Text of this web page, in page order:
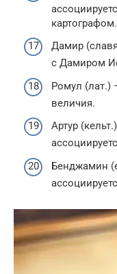
картографом.
Дамир
с Дамиром
Ромул (лат.)
величия.
Артур
Бенджамин